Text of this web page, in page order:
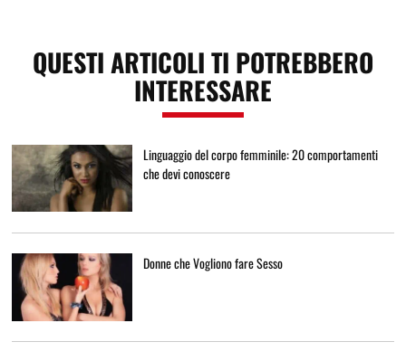
QUESTI ARTICOLI TI POTREBBERO
INTERESSARE
Linguaggio del corpo femminile: 20 comportamenti
che devi conoscere
Donne che Vogliono fare Sesso